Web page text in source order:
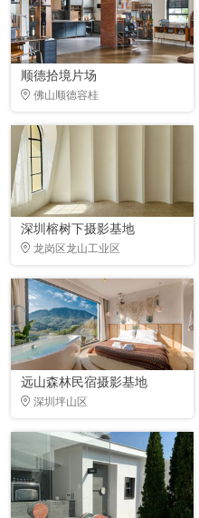
顺德拾境片场
佛山顺德容桂
深圳榕树下摄影基地
龙岗区龙山工业区
远山森林民宿摄影基地
深圳坪山区